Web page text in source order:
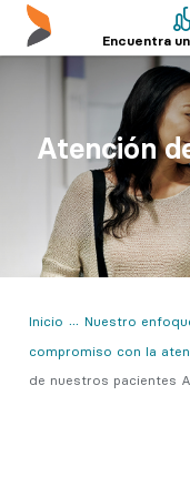
Encuentra
Atención
Inicio Nuestro
compromiso con la
de nuestros pacientes